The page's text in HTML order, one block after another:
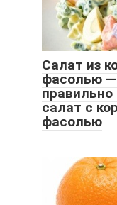
Салат из
фасолью —
правильно
салат с
фасолью